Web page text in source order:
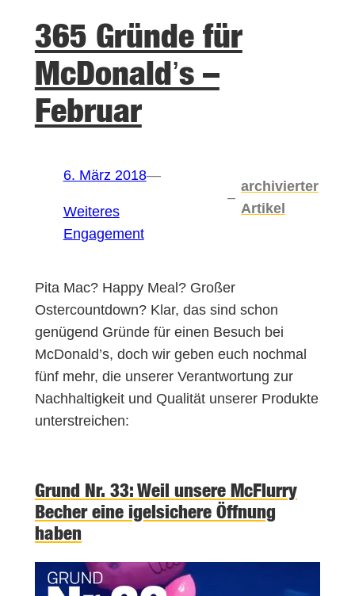
365 Gründe für
McDonald’s –
Februar
6. März 2018—
Weiteres
Engagement
–
archivierter
Artikel
Pita Mac? Happy Meal? Großer
Ostercountdown? Klar, das sind schon
genügend Gründe für einen Besuch bei
McDonald’s, doch wir geben euch nochmal
fünf mehr, die unserer Verantwortung zur
Nachhaltigkeit und Qualität unserer Produkte
unterstreichen:
Grund Nr. 33: Weil unsere McFlurry
Becher eine igelsichere Öffnung
haben